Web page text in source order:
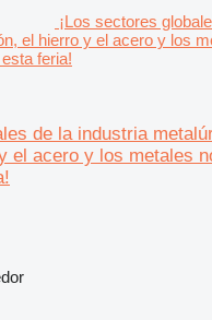
¡Los sectores
el hierro y el acero y los
feria!
de la industria
el acero y los metales